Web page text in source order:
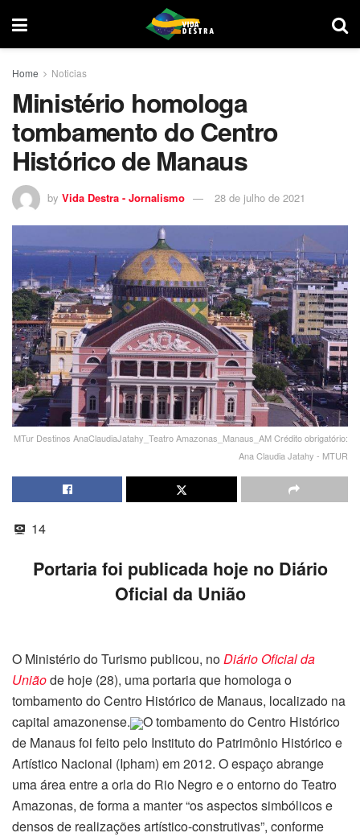
Home Noticias
Ministério homologa
tombamento do Centro
Histórico de Manaus
by Vida Destra - Jornalismo 28 de julho de 2021
MTur Destinos AnaClaudiaJatahy_Teatro Amazonas_Manaus_AM Crédito obrigatório:
Ana Claudia Jatahy - MTUR
14
Portaria foi publicada hoje no Diário
Oficial da União
O Ministério do Turismo publicou, noDiário Oficial da
Uniãode hoje (28), uma portaria que homologa o
tombamento do Centro Histórico de Manaus, localizado na
capital amazonense.
O tombamento do Centro Histórico
de Manaus foi feito pelo Instituto do Patrimônio Histórico e
Artístico Nacional (Ipham) em 2012. O espaço abrange
uma área entre a orla do Rio Negro e o entorno do Teatro
Amazonas, de forma a manter “os aspectos simbólicos e
densos de realizações artístico-construtivas”, conforme